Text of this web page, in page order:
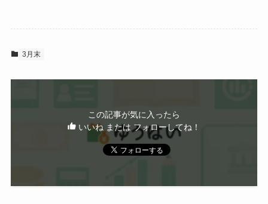
3月末
この記事が気に入ったら
いいね または フォローしてね！